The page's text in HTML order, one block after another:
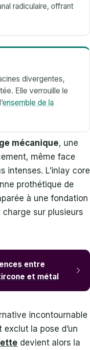
radiculaire, offrant
divergentes,
Elle verrouille le
ensemble de la
mécanique, une
même face
intenses. L’inlay core
prothétique de
à une fondation
sur plusieurs
entre
et métal
incontournable
la pose d’un
devient alors la